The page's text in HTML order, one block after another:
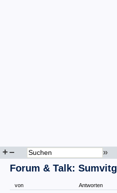
+– »
Forum & Talk: Sumvitg
von Antworten